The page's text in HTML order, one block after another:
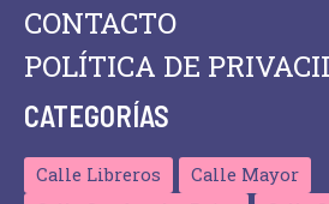
CONTACTO
POLÍTICA DE
CATEGORÍAS
Calle Libreros
Calle Mayor